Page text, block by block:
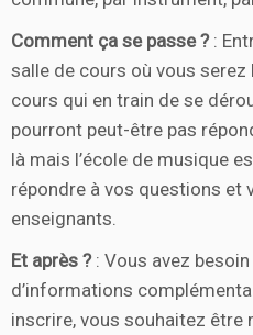
Comment ça se passe ?:
salle de cours où vous
cours qui en train de se
pourront peut-être pas
là mais l’école de musique
répondre à vos questions et
enseignants.
Et après ?: Vous avez
d’informations
inscrire, vous souhaitez être